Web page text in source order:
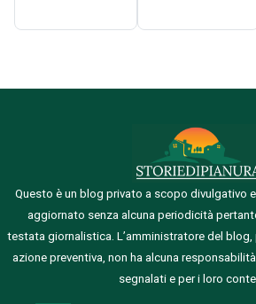
Questo è un blog privato a scopo divulgativo
aggiornato senza alcuna periodicità
testata giornalistica. L’amministratore del
azione preventiva, non ha alcuna
segnalati e per i loro